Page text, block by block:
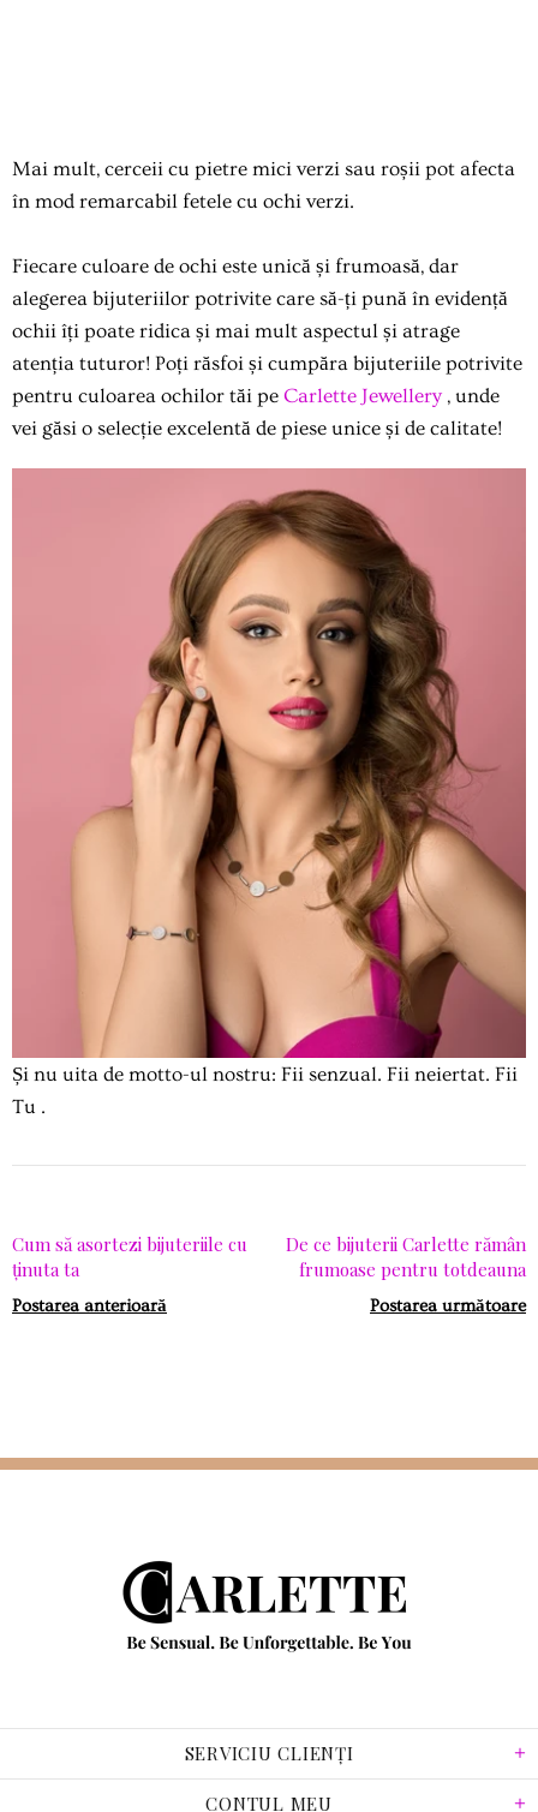
Mai mult, cerceii cu pietre mici verzi sau roșii pot afecta
în mod remarcabil fetele cu ochi verzi.
Fiecare culoare de ochi este unică și frumoasă, dar
alegerea bijuteriilor potrivite care să-ți pună în evidență
ochii îți poate ridica și mai mult aspectul și atrage
atenția tuturor! Poți răsfoi și cumpăra bijuteriile potrivite
pentru culoarea ochilor tăi pe Carlette Jewellery, unde
vei găsi o selecție excelentă de piese unice și de calitate!
Și nu uita de motto-ul nostru: Fii senzual. Fii neiertat. Fii
Tu .
Cum să asortezi bijuteriile cu
ținuta ta
Postarea anterioară
De ce bijuterii Carlette rămân
frumoase pentru totdeauna
Postarea următoare
SERVICIU CLIENȚI
CONTUL MEU